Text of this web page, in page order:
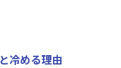
冷める理由